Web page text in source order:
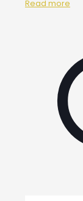
Read more